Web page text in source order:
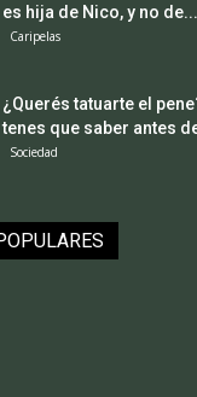
es hija de Nico, y no de...
Caripelas
¿Querés tatuarte el
tenes que saber antes
Sociedad